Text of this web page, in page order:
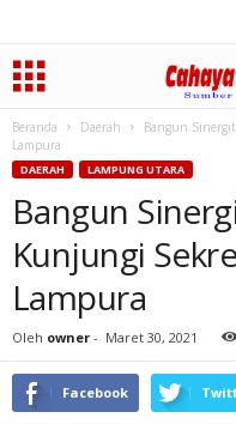
Beranda Daerah
Bangun
Lampura
DAERAH LAMPUNG UTARA
Bangun
Kunjungi
Lampura
Oleh owner - Maret 30, 2021
Facebook